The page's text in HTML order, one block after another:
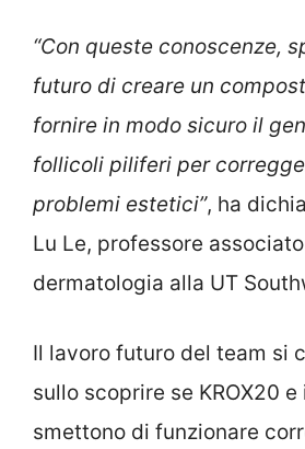
“Con queste conoscenze,
futuro di creare un
fornire in modo sicuro il
follicoli piliferi per
problemi estetici”, ha
Lu Le, professore
dermatologia alla UT
Il lavoro futuro del team si
sullo scoprire se KROX20 e
smettono di funzionare